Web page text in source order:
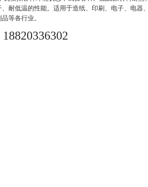
耐低温的性能。适用于造纸、印刷、电子、电器、
等各行业。
18820336302